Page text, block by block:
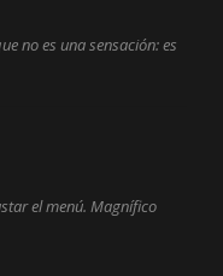
no es una sensación: es
el menú. Magnífico